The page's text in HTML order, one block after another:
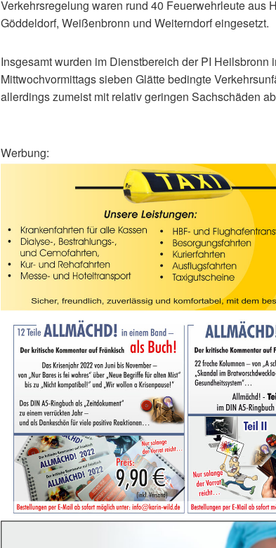
Verkehrsregelung waren rund 40 Feuerwehrleute aus
Göddeldorf, Weißenbronn und Weiterndorf eingesetzt.
Insgesamt wurden im Dienstbereich der PI Heilsbronn
Mittwochvormittags sieben Glätte bedingte
allerdings zumeist mit relativ geringen Sachschäden
Werbung: